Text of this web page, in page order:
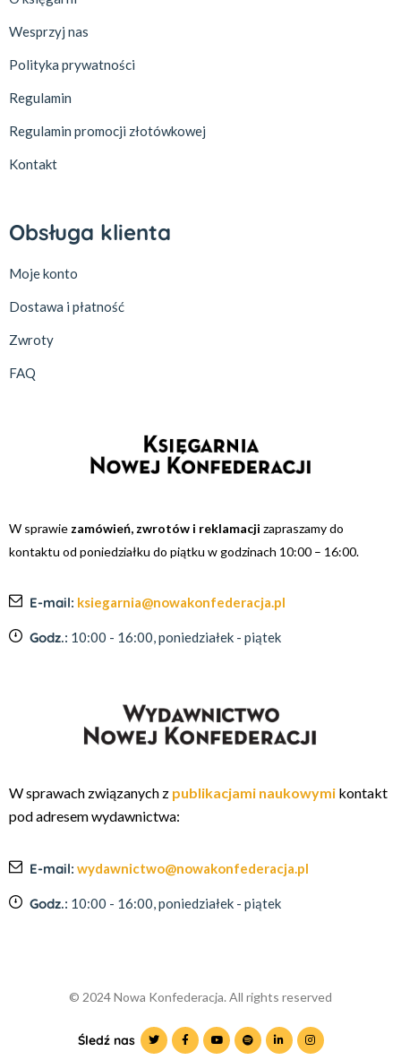
Wesprzyj nas
Polityka prywatności
Regulamin
Regulamin promocji złotówkowej
Kontakt
Obsługa klienta
Moje konto
Dostawa i płatność
Zwroty
FAQ
W sprawie zamówień, zwrotów i reklamacji zapraszamy do
kontaktu od poniedziałku do piątku w godzinach 10:00 – 16:00.
E-mail: ksiegarnia@nowakonfederacja.pl
Godz.: 10:00 - 16:00, poniedziałek - piątek
W sprawach związanych z publikacjami naukowymi kontakt
pod adresem wydawnictwa:
E-mail: wydawnictwo@nowakonfederacja.pl
Godz.: 10:00 - 16:00, poniedziałek - piątek
© 2024 Nowa Konfederacja. All rights reserved
Śledź nas